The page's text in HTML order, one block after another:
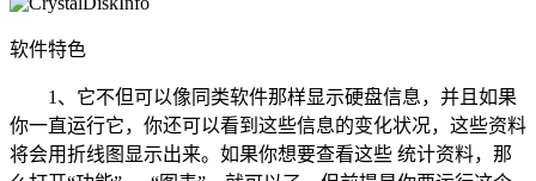
软件特色
1、它不但可以像同类软件那样显示硬盘信息，并且如果
你一直运行它，你还可以看到这些信息的变化状况，这些资料
将会用折线图显示出来。如果你想要查看这些 统计资料，那